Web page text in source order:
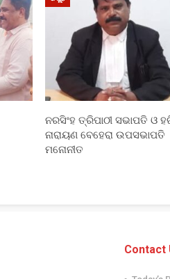
ନରସିଂହ ତ୍ରିପାଠୀ ସଭାପତି ଓ
ନାରାୟଣ ବେହେରା ଉପସଭାପତି
ମନୋନୀତ
Contact